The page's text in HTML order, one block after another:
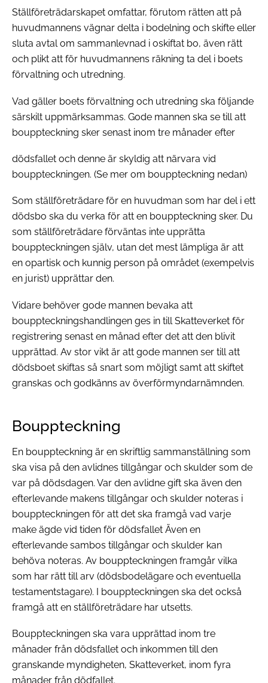
Ställföreträdarskapet omfattar, förutom rätten att på
huvudmannens vägnar delta i bodelning och skifte eller
sluta avtal om sammanlevnad i oskiftat bo, även rätt
och plikt att för huvudmannens räkning ta del i boets
förvaltning och utredning.
Vad gäller boets förvaltning och utredning ska följande
särskilt uppmärksammas. Gode mannen ska se till att
bouppteckning sker senast inom tre månader efter
dödsfallet och denne är skyldig att närvara vid
bouppteckningen. (Se mer om bouppteckning nedan)
Som ställföreträdare för en huvudman som har del i ett
dödsbo ska du verka för att en bouppteckning sker. Du
som ställföreträdare förväntas inte upprätta
bouppteckningen själv, utan det mest lämpliga är att
en opartisk och kunnig person på området (exempelvis
en jurist) upprättar den.
Vidare behöver gode mannen bevaka att
bouppteckningshandlingen ges in till Skatteverket för
registrering senast en månad efter det att den blivit
upprättad. Av stor vikt är att gode mannen ser till att
dödsboet skiftas så snart som möjligt samt att skiftet
granskas och godkänns av överförmyndarnämnden.
Bouppteckning
En bouppteckning är en skriftlig sammanställning som
ska visa på den avlidnes tillgångar och skulder som de
var på dödsdagen. Var den avlidne gift ska även den
efterlevande makens tillgångar och skulder noteras i
bouppteckningen för att det ska framgå vad varje
make ägde vid tiden för dödsfallet Även en
efterlevande sambos tillgångar och skulder kan
behöva noteras. Av bouppteckningen framgår vilka
som har rätt till arv (dödsbodelägare och eventuella
testamentstagare). I bouppteckningen ska det också
framgå att en ställföreträdare har utsetts.
Bouppteckningen ska vara upprättad inom tre
månader från dödsfallet och inkommen till den
granskande myndigheten, Skatteverket, inom fyra
månader från dödfallet.